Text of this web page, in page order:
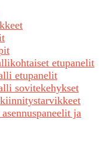
etupanelit
etupanelit
sovitekehykset
ja